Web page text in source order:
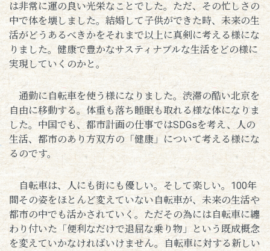
は非常に運の良い光栄なことでした。ただ、その忙しさの
中で体を壊しました。結婚して子供ができた時、未来の生
活がどうあるべきかをそれまで以上に真剣に考える様にな
りました。健康で豊かなサスティナブルな生活をどの様に
実現していくのかと。
通勤に自転車を使う様になりました。渋滞の酷い北京を
自由に移動する。体重も落ち睡眠も取れる様な体になりま
した。中国でも、都市計画の仕事ではSDGsを考え、人の
生活、都市のあり方双方の「健康」について考える様にな
るのです。
自転車は、人にも街にも優しい。そして楽しい。100年
間その姿をほとんど変えていない自転車が、未来の生活や
都市の中でも活かされていく。ただその為には自転車に纏
わり付いた「便利なだけで退屈な乗り物」という既成概念
を変えていかなければいけません。自転車に対する新しい